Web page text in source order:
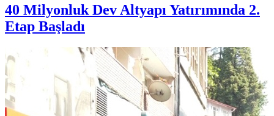
40 Milyonluk Dev Altyapı Yatırımında 2.
Etap Başladı